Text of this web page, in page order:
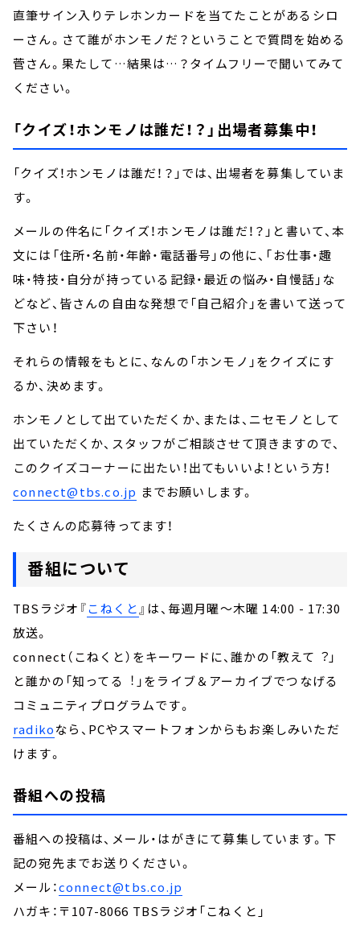
直筆サイン入りテレホンカードを当てたことがあるシロ
ーさん。さて誰がホンモノだ？ということで質問を始める
菅さん。果たして…結果は…？タイムフリーで聞いてみて
ください。
「クイズ！ホンモノは誰だ！？」出場者募集中！
「クイズ！ホンモノは誰だ！？」では、出場者を募集していま
す。
メールの件名に「クイズ！ホンモノは誰だ！？」と書いて、本
文には「住所・名前・年齢・電話番号」の他に、「お仕事・趣
味・特技・自分が持っている記録・最近の悩み・自慢話」な
どなど、皆さんの自由な発想で「自己紹介」を書いて送って
下さい！
それらの情報をもとに、なんの「ホンモノ」をクイズにす
るか、決めます。
ホンモノとして出ていただくか、または、ニセモノとして
出ていただくか、スタッフがご相談させて頂きますので、
このクイズコーナーに出たい！出てもいいよ！という方！
connect@tbs.co.jp までお願いします。
たくさんの応募待ってます！
番組について
TBSラジオ『こねくと 』は、毎週月曜～木曜 14:00 - 17:30
放送。
connect（こねくと）をキーワードに、誰かの「教えて︖」
と誰かの「知ってる︕」をライブ＆アーカイブでつなげる
コミュニティプログラムです。
radikoなら、PCやスマートフォンからもお楽しみいただ
けます。
番組への投稿
番組への投稿は、メール・はがきにて募集しています。下
記の宛先までお送りください。
メール：connect@tbs.co.jp
ハガキ：〒107-8066 TBSラジオ「こねくと」